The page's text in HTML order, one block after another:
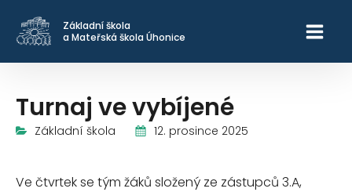
Základní škola
a Mateřská škola Úhonice
Turnaj ve vybíjené
Základní škola 12. prosince 2025
Ve čtvrtek se tým žáků složený ze zástupců 3.A,